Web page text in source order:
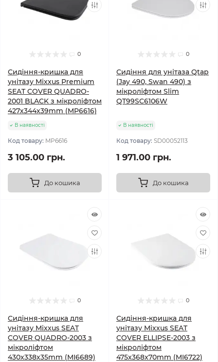
0
Сидіння-кришка для
унітазу Mixxus Premium
SEAT COVER QUADRO-
2001 BLACK з мікроліфтом
427х344х39mm (MP6616)
В наявності
Код товару: MP6616
3 105.00 грн.
До кошика
0
Сидіння для унітаза Qtap
(Jay 490, Swan 490) з
мікроліфтом Slim
QT99SC6106W
В наявності
Код товару: SD00052113
1 971.00 грн.
До кошика
0
Сидіння-кришка для
унітазу Mixxus SEAT
COVER QUADRO-2003 з
мікроліфтом
430х338х35mm (MI6689)
0
Сидіння-кришка для
унітазу Mixxus SEAT
COVER ELLIPSE-2003 з
мікроліфтом
475x368x70mm (MI6722)